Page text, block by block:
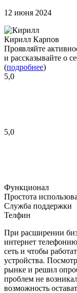
12 июня 2024
Кирилл Карпов
Проявляйте
и рассказывайте о
(подробнее)
5,0
5,0
Функционал
Простота
Служба поддержки
Телфин
При расширении
интернет
сеть и чтобы
устройства.
рынке и решил
проблем не
возможность